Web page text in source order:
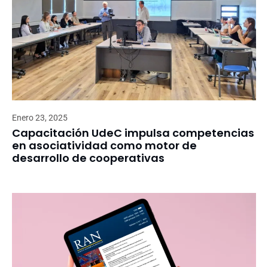
Enero 23, 2025
Capacitación UdeC impulsa competencias
en asociatividad como motor de
desarrollo de cooperativas